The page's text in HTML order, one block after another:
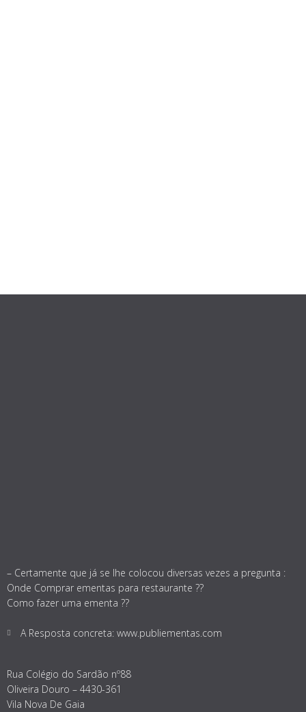
– Certamente que já se lhe colocou diversas vezes a pregunta :
Onde Comprar ementas para restaurante ??
Como fazer uma ementa ??
A Resposta concreta: www.publiementas.com
Rua Colégio do Sardão nº88
Oliveira Douro – 4430-361
Vila Nova De Gaia